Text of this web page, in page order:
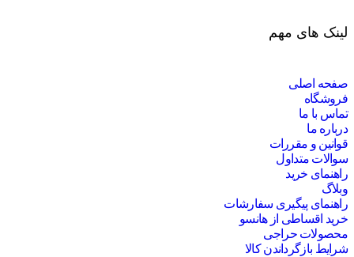
لینک های مهم
صفحه اصلی
فروشگاه
تماس با ما
درباره ما
قوانین و مقررات
سوالات متداول
راهنمای خرید
وبلاگ
راهنمای پیگیری سفارشات
خرید اقساطی از هانسو
محصولات حراجی
شرایط بازگرداندن کالا